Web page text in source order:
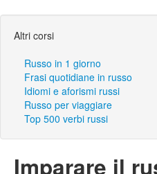
Altri corsi
Russo in 1 giorno
Frasi quotidiane in russo
Idiomi e aforismi russi
Russo per viaggiare
Top 500 verbi russi
Imparare il